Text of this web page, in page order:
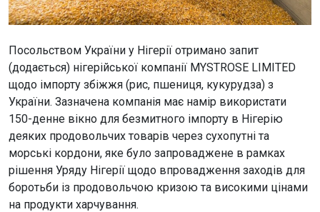
Посольством України у Нігерії отримано запит
(додається) нігерійської компанії MYSTROSE LIMITED
щодо імпорту збіжжя (рис, пшениця, кукурудза) з
України. Зазначена компанія має намір використати
150-денне вікно для безмитного імпорту в Нігерію
деяких продовольчих товарів через сухопутні та
морські кордони, яке було запроваджене в рамках
рішення Уряду Нігерії щодо впровадження заходів для
боротьби із продовольчою кризою та високими цінами
на продукти харчування.